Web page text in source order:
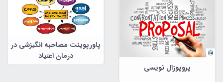
پروپوزال نویسی
پاورپوینت مصاحبه انگیزشی در
درمان اعتیاد